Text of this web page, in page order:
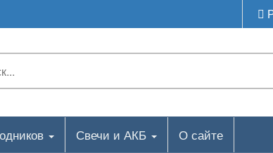
Свечи и АКБ О сайте